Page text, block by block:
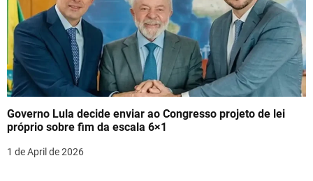
Governo Lula decide enviar ao Congresso projeto de lei
próprio sobre fim da escala 6×1
1 de April de 2026